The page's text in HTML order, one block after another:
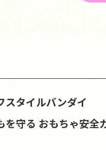
スタイルバンダイ
を守る おもちゃ安全